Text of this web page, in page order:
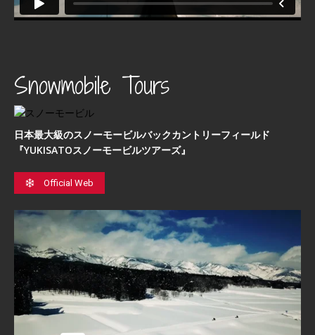
Snowmobile Tours
日本最⼤級のスノーモービルバックカントリーフィールド
『YUKISATOスノーモービルツアーズ』
Official Web